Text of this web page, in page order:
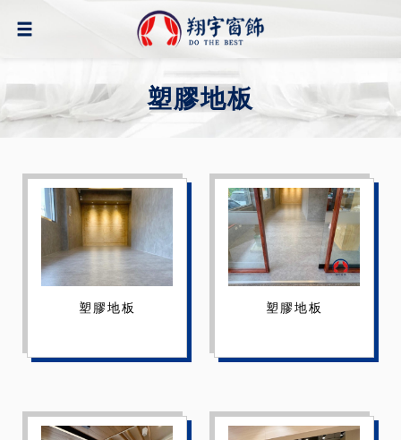
塑膠地板
塑膠地板 塑膠地板